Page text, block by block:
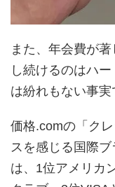
また、年会費が
し続けるのはハ
は紛れもない事実
価格.comの「ク
スを感じる国際
は、1位アメリカ